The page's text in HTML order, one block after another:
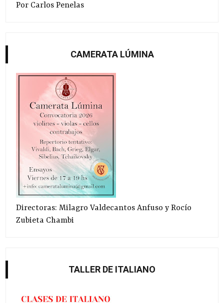
Por Carlos Penelas
CAMERATA LÚMINA
Directoras: Milagro Valdecantos Anfuso y Rocío
Zubieta Chambi
TALLER DE ITALIANO